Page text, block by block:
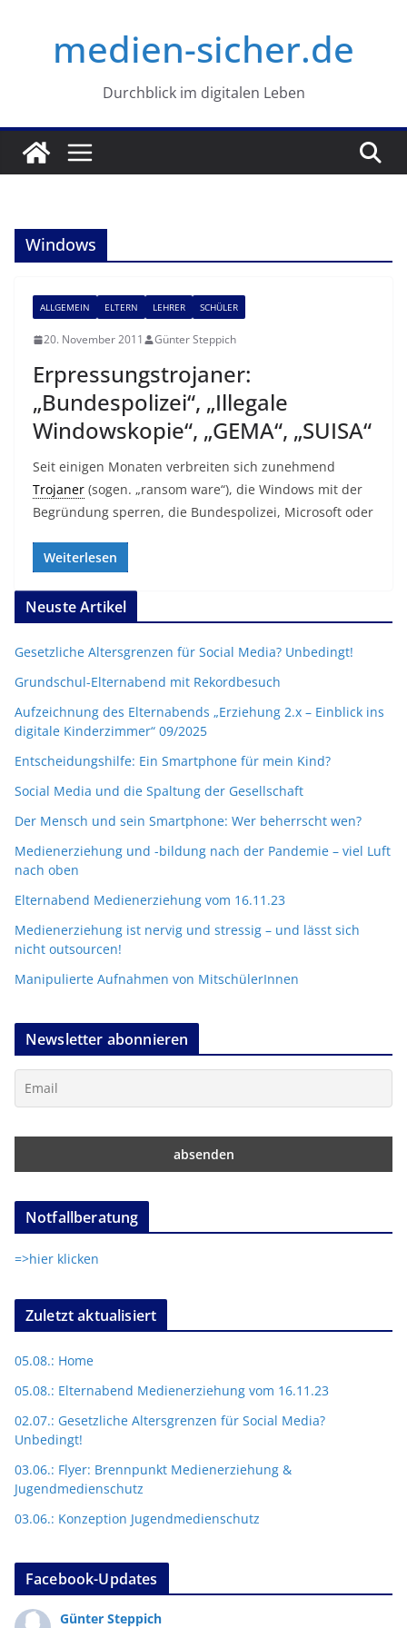
springenmedien-sicher.de
Durchblick im digitalen Leben
Windows
ALLGEMEIN ELTERN LEHRER SCHÜLER
20. November 2011 Günter Steppich
Erpressungstrojaner:
„Bundespolizei“, „Illegale
Windowskopie“, „GEMA“, „SUISA“
Seit einigen Monaten verbreiten sich zunehmend
Trojaner (sogen. „ransom ware“), die Windows mit der
Begründung sperren, die Bundespolizei, Microsoft oder
Weiterlesen
Neuste Artikel
Gesetzliche Altersgrenzen für Social Media? Unbedingt!
Grundschul-Elternabend mit Rekordbesuch
Aufzeichnung des Elternabends „Erziehung 2.x – Einblick ins
digitale Kinderzimmer“ 09/2025
Entscheidungshilfe: Ein Smartphone für mein Kind?
Social Media und die Spaltung der Gesellschaft
Der Mensch und sein Smartphone: Wer beherrscht wen?
Medienerziehung und -bildung nach der Pandemie – viel Luft
nach oben
Elternabend Medienerziehung vom 16.11.23
Medienerziehung ist nervig und stressig – und lässt sich
nicht outsourcen!
Manipulierte Aufnahmen von MitschülerInnen
Newsletter abonnieren
Notfallberatung
=>hier klicken
Zuletzt aktualisiert
05.08.: Home
05.08.: Elternabend Medienerziehung vom 16.11.23
02.07.: Gesetzliche Altersgrenzen für Social Media?
Unbedingt!
03.06.: Flyer: Brennpunkt Medienerziehung &
Jugendmedienschutz
03.06.: Konzeption Jugendmedienschutz
Facebook-Updates
Günter Steppich